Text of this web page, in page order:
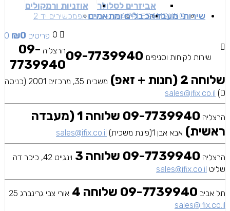
אביזרים לסלולר אוזניות ורמקולים
SAMSUNG
APPLEמכשירים זאפמכשירים יד 2 שירותי מעבדהכבלים ומתאמים
0 0 פריטים ₪0
שירות לקוחות וסניפים
הרצליה 09-
7739940
שלוחה 2 (חנות + זאפ)
משכית 35, מרכזים 2001 (כניסה
D)
sales@ifix.co.il
הרצליה
09-7739940 שלוחה 1 (מעבדה
ראשית) אבא אבן 1(פינת משכית) sales@ifix.co.il
הרצליה 09-7739940 שלוחה 3
וינגייט 42, כיכר דה
שליט sales@ifix.co.il
תל אביב 09-7739940 שלוחה 4
אורי צבי גרינברג 25
sales@ifix.co.il